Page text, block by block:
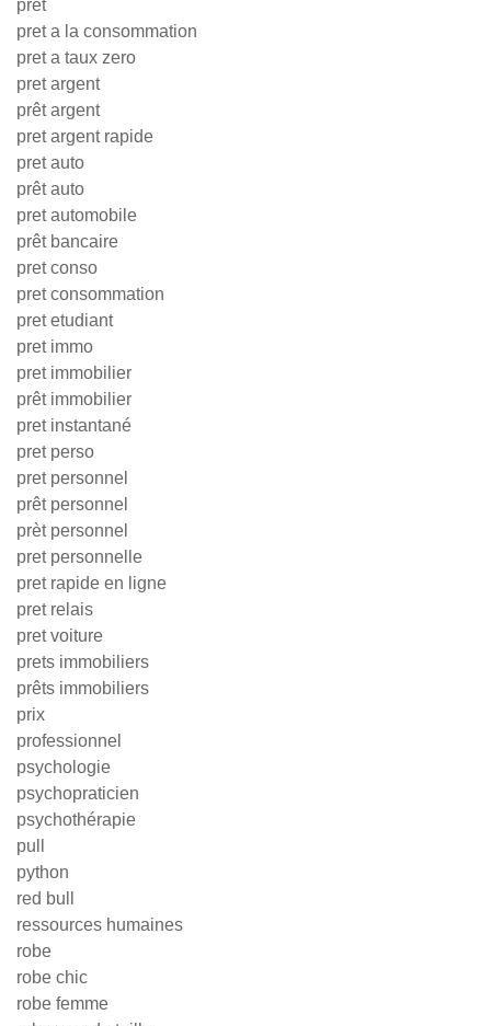
pret
pret a la consommation
pret a taux zero
pret argent
prêt argent
pret argent rapide
pret auto
prêt auto
pret automobile
prêt bancaire
pret conso
pret consommation
pret etudiant
pret immo
pret immobilier
prêt immobilier
pret instantané
pret perso
pret personnel
prêt personnel
prèt personnel
pret personnelle
pret rapide en ligne
pret relais
pret voiture
prets immobiliers
prêts immobiliers
prix
professionnel
psychologie
psychopraticien
psychothérapie
pull
python
red bull
ressources humaines
robe
robe chic
robe femme